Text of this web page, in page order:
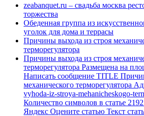
zeabanquet.ru – свадьба москва
торжества
Обеденная группа из
уголок для дома и террасы
Причины выхода из строя
терморегулятора
Причины выхода из строя
терморегулятора Размещена на
Написать сообщение TITLE
механического терморегулятора
vyhoda-iz-stroya-mehanicheskogo-
Количество символов в статье
Яндекс Оцените статью Текст